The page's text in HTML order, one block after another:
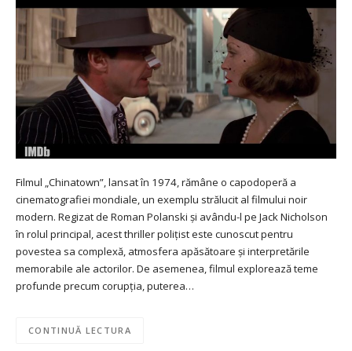
Filmul „Chinatown”, lansat în 1974, rămâne o capodoperă a
cinematografiei mondiale, un exemplu strălucit al filmului noir
modern. Regizat de Roman Polanski și avându-l pe Jack Nicholson
în rolul principal, acest thriller polițist este cunoscut pentru
povestea sa complexă, atmosfera apăsătoare și interpretările
memorabile ale actorilor. De asemenea, filmul explorează teme
profunde precum corupția, puterea…
CONTINUĂ LECTURA